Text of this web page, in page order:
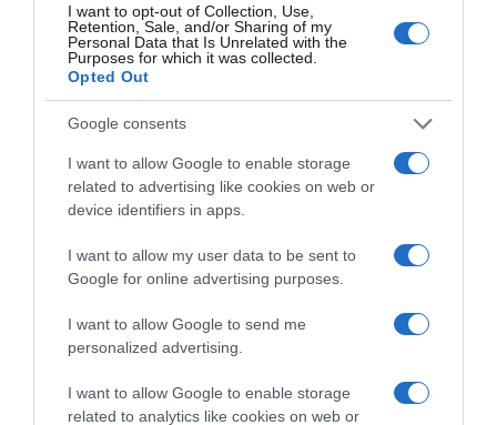
I want to opt-out of Collection, Use,
Retention, Sale, and/or Sharing of my
Personal Data that Is Unrelated with the
Purposes for which it was collected.
Opted Out
Google consents
I want to allow Google to enable storage
related to advertising like cookies on web or
device identifiers in apps.
I want to allow my user data to be sent to
Google for online advertising purposes.
I want to allow Google to send me
personalized advertising.
I want to allow Google to enable storage
related to analytics like cookies on web or
Οι Queens Of The Stone Age